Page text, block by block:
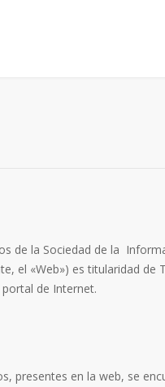
de la Sociedad de la
el «Web») es titularidad de
de Internet.
presentes en la web, se